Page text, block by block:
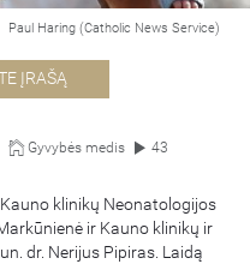
Paul Haring (Catholic News Service)
ĮRAŠĄ
Gyvybės medis 43
klinikų Neonatologijos
ir Kauno klinikų ir
dr. Nerijus Pipiras. Laidą